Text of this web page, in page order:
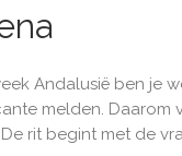
Andalusië ben je
melden. Daarom
rit begint met de